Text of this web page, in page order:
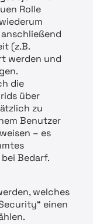
Rolle
(z.B.
werden und
die
über
zu
Benutzer
– es
Bedarf.
welches
einen